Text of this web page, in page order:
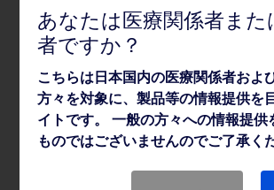
関連情報
資料
製品カタログ、ビデオ等、各種資
あなたは医療関係者また
者ですか？
こちらは日本国内の医療関係者およ
方々を対象に、製品等の情報提供を
イトです。 一般の方々への情報提供
ものではございませんのでご了承く